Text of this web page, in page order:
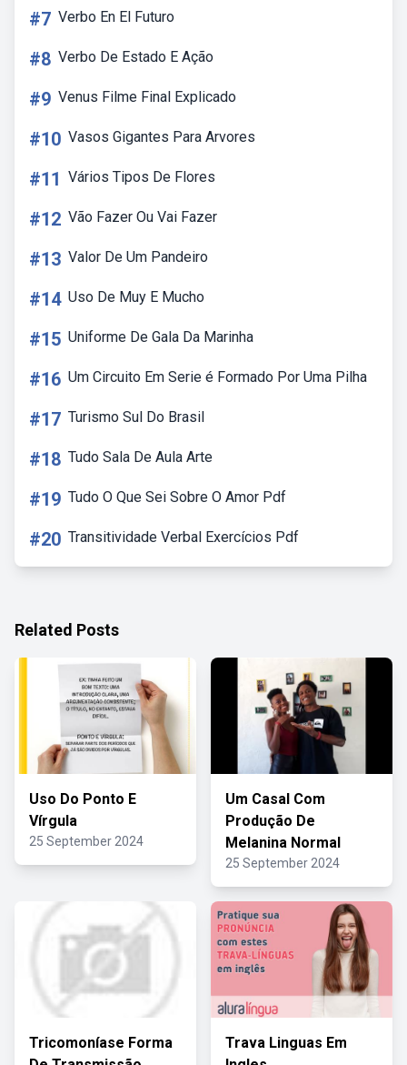
#7 Verbo En El Futuro
#8 Verbo De Estado E Ação
#9 Venus Filme Final Explicado
#10 Vasos Gigantes Para Arvores
#11 Vários Tipos De Flores
#12 Vão Fazer Ou Vai Fazer
#13 Valor De Um Pandeiro
#14 Uso De Muy E Mucho
#15 Uniforme De Gala Da Marinha
#16 Um Circuito Em Serie é Formado Por Uma Pilha
#17 Turismo Sul Do Brasil
#18 Tudo Sala De Aula Arte
#19 Tudo O Que Sei Sobre O Amor Pdf
#20 Transitividade Verbal Exercícios Pdf
Related Posts
Uso Do Ponto E
Vírgula
25 September 2024
Um Casal Com
Produção De
Melanina Normal
25 September 2024
Tricomoníase Forma
Trava Linguas Em